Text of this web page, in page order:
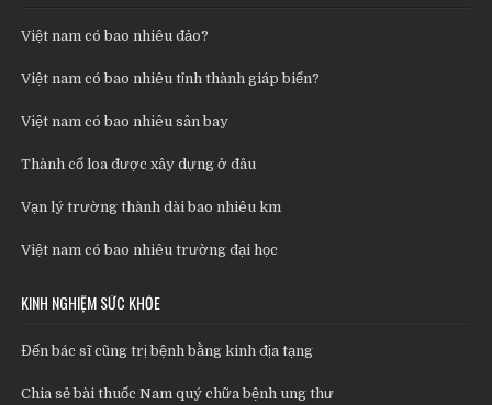
Việt nam có bao nhiêu đảo?
Việt nam có bao nhiêu tỉnh thành giáp biển?
Việt nam có bao nhiêu sân bay
Thành cổ loa được xây dựng ở đâu
Vạn lý trường thành dài bao nhiêu km
Việt nam có bao nhiêu trường đại học
KINH NGHIỆM SỨC KHỎE
Đến bác sĩ cũng trị bệnh bằng kinh địa tạng
Chia sẻ bài thuốc Nam quý chữa bệnh ung thư